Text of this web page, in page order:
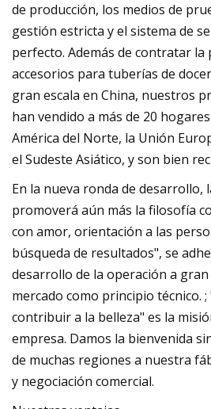
de producción, los medios de
gestión estricta y el sistema de
perfecto. Además de contratar la
accesorios para tuberías de
gran escala en China, nuestros
han vendido a más de 20
América del Norte, la Unión
el Sudeste Asiático, y son bien
En la nueva ronda de desarrollo,
promoverá aún más la filosofía
con amor, orientación a las
búsqueda de resultados", se
desarrollo de la operación a
mercado como principio técnico.
contribuir a la belleza" es la
empresa. Damos la bienvenida
de muchas regiones a nuestra
y negociación comercial.